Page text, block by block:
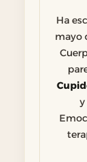
Ha
mayo
y